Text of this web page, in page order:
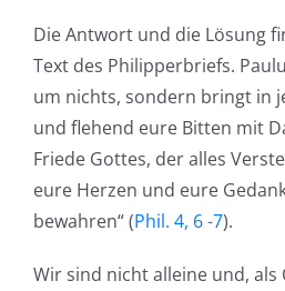
Die Antwort und die Lösung
Text des Philipperbriefs.
um nichts, sondern bringt in
und flehend eure Bitten mit
Friede Gottes, der alles
eure Herzen und eure
bewahren“ (Phil. 4, 6 -7).
Wir sind nicht alleine und, als